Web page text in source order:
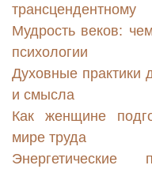
трансцендентному
Мудрость веков:
психологии
Духовные практики
и смысла
Как женщине
мире труда